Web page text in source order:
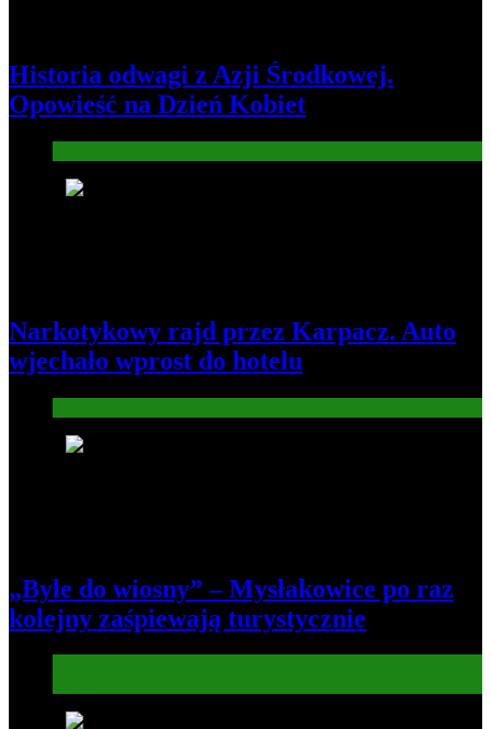
Historia odwagi z Azji Środkowej.
Opowieść na Dzień Kobiet
Narkotykowy rajd przez Karpacz. Auto
wjechało wprost do hotelu
„Byle do wiosny” – Mysłakowice po raz
kolejny zaśpiewają turystycznie